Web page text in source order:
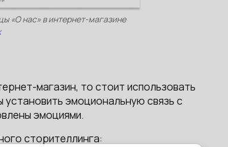
«О нас» в интернет-магазине
магазин, то стоит использовать
эмоциональную связь с
эмоциями.
сторителлинга: